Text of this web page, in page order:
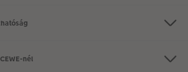
nél